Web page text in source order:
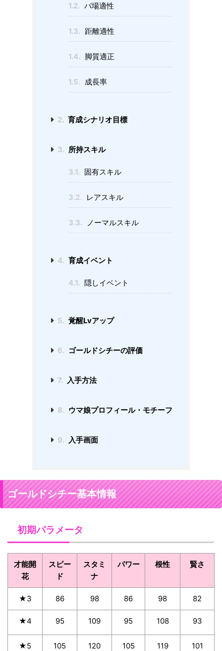
1.2. バ場適性
1.3. 距離適性
1.4. 脚質適正
1.5. 成長率
2. 育成シナリオ目標
3. 所持スキル
3.1. 固有スキル
3.2. レアスキル
3.3. ノーマルスキル
4. 育成イベント
4.1. 隠しイベント
5. 覚醒Lvアップ
6. ゴールドシチーの評価
7. 入手方法
8. ウマ娘プロフィール・モチーフ
9. 入手画面
ゴールドシチー基本情報
初期パラメータ
才能開
花
スピー
ド
スタミ
ナ
パワー 根性 賢さ
★3 86 98 86 98 82
★4 95 109 95 108 93
★5 105 120 105 119 101